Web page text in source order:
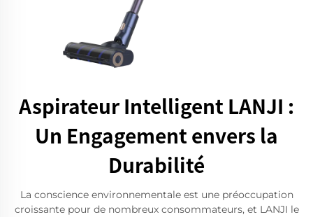
Aspirateur Intelligent LANJI :
Un Engagement envers la
Durabilité
La conscience environnementale est une préoccupation
croissante pour de nombreux consommateurs, et LANJI le